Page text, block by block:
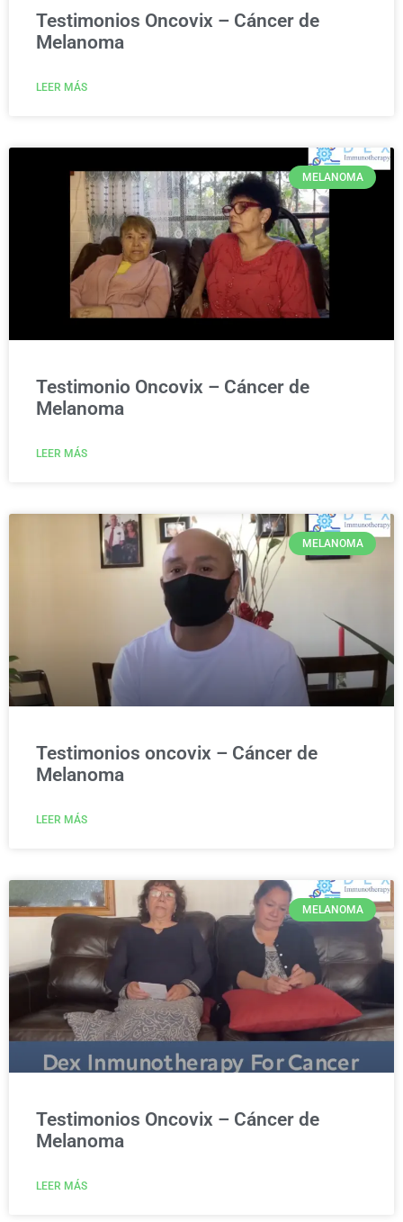
Testimonios Oncovix – Cáncer de
Melanoma
LEER MÁS
MELANOMA
Testimonio Oncovix – Cáncer de
Melanoma
LEER MÁS
MELANOMA
Testimonios oncovix – Cáncer de
Melanoma
LEER MÁS
MELANOMA
Testimonios Oncovix – Cáncer de
Melanoma
LEER MÁS